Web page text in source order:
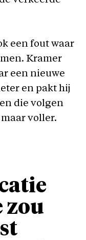
een fout waar
Kramer
een nieuwe
en pakt hij
die volgen
voller.
zou